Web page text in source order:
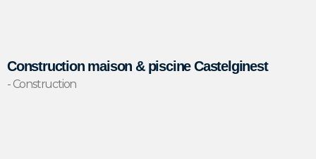
Construction maison & piscine Castelginest
- Construction